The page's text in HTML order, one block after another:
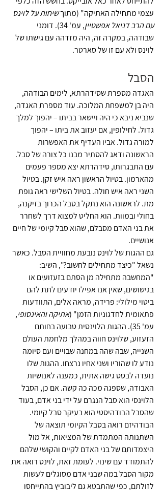
עצמי מתחילה האתיקה" (מתוך שיחות על לוינס
עם הרב דניאל אפשטיין
, עמ' 34). דומני
שבודהה, במקרה זה, היה מזדהה עם גישתו של
לוינס ולא עם זו של סארטר.
הסבל
האגדה מספרת שסידהרתא, לימים הבודהה,
היה בן למשפחת המלוכה. עוד מספרת האגדה,
שנביא ניבא כי היה ויישאר בביתו – יהפוך למלך
גדול. לחילופין, אם יעזוב את ביתו – יהפוך
למורה גדול. אביו העדיף את האפשרות
הראשונה ודאג להסתיר מבנו כל צורה של סבל.
עם התבגרותו, סידהרתא יצא מספר פעמים
מהארמון. בטיול הראשון ראה איש זקן. בטיול
השני ראה איש חולה. בטיול השלישי ראה גופת
מת. לראשונה הוא נתקל בסבל הכרוך בזיקנה,
בחולי ובמוות. הוא החליט למצוא דרך לשחרר
את בני האדם מסבלם, שהוא סבל קיומי של חיים
אנושיים.
גם ההגות של לוינס נובעת מחוויית הסבל. כאשר
נשאל "כיצד מתחילים לחשוב?", השיב:
"המחשבה מתחילה מן הסתם בזעזועים או
בגישושים, שאין אנו אפילו יודעים לתת להם
ביטוי מילולי: פרידה, מראה אלים, התוודעות
פתאומית לחדגוניות הזמן" (אתיקה והאינסופי,
עמ' 35). ההגות הלוינסית טבועה בחותם
הזעזוע, שלוינס חווה במהלך מלחמת העולם
השנייה, שבה שהה במחנה שבויים ועם סיומה
נודע לו שהוריו ושני אחיו נרצחו. ההגות שלו
נועדה לבסס גישה אתית, כמענה לאנושיות
האבודה, שספגה מכה כה קשה. אם כן, הסבל
הלוינסי הוא סבל הנגרם על ידי בני אדם, בעוד
שהסבל הבודהיסטי הוא בעיקר סבל קיומי.
הבודהיזם רואה בסבל הקיומי תוצאה של
השתנותה המתמדת של המציאות, אל מול
היצמדותם של בני האדם לקיים והקושי שלהם
להתמודד עם שינוי. לעומת זאת, לוינס רואה את
מקור הסבל במה שבני אדם מסוגלים לעשות
לזולתם, כפי שהתבטא גם ליבוביץ בהתייחסו